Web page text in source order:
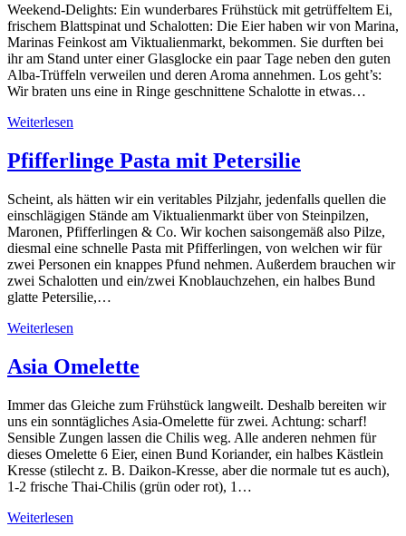
Weekend-Delights: Ein wunderbares Frühstück mit getrüffeltem Ei,
frischem Blattspinat und Schalotten: Die Eier haben wir von Marina,
Marinas Feinkost am Viktualienmarkt, bekommen. Sie durften bei
ihr am Stand unter einer Glasglocke ein paar Tage neben den guten
Alba-Trüffeln verweilen und deren Aroma annehmen. Los geht’s:
Wir braten uns eine in Ringe geschnittene Schalotte in etwas…
Weiterlesen
Pfifferlinge Pasta mit Petersilie
Scheint, als hätten wir ein veritables Pilzjahr, jedenfalls quellen die
einschlägigen Stände am Viktualienmarkt über von Steinpilzen,
Maronen, Pfifferlingen & Co. Wir kochen saisongemäß also Pilze,
diesmal eine schnelle Pasta mit Pfifferlingen, von welchen wir für
zwei Personen ein knappes Pfund nehmen. Außerdem brauchen wir
zwei Schalotten und ein/zwei Knoblauchzehen, ein halbes Bund
glatte Petersilie,…
Weiterlesen
Asia Omelette
Immer das Gleiche zum Frühstück langweilt. Deshalb bereiten wir
uns ein sonntägliches Asia-Omelette für zwei. Achtung: scharf!
Sensible Zungen lassen die Chilis weg. Alle anderen nehmen für
dieses Omelette 6 Eier, einen Bund Koriander, ein halbes Kästlein
Kresse (stilecht z. B. Daikon-Kresse, aber die normale tut es auch),
1-2 frische Thai-Chilis (grün oder rot), 1…
Weiterlesen